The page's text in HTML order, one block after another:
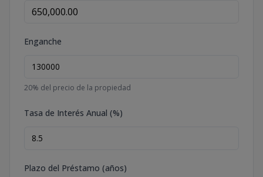
Enganche
20% del precio de la propiedad
Tasa de Interés Anual (%)
Plazo del Préstamo (años)